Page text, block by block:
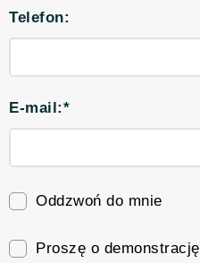
Telefon:
E-mail:*
Oddzwoń do mnie
Proszę o demonstrację